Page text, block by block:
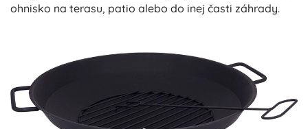
ohnisko na terasu, patio alebo do inej časti záhrady.